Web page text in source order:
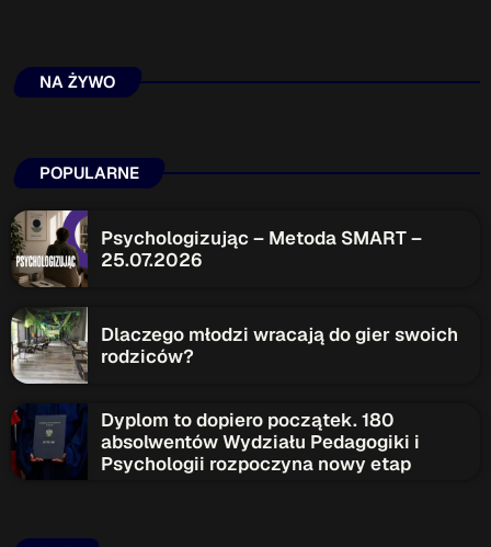
NA ŻYWO
POPULARNE
Psychologizując – Metoda SMART –
25.07.2026
Dlaczego młodzi wracają do gier swoich
rodziców?
Dyplom to dopiero początek. 180
absolwentów Wydziału Pedagogiki i
Psychologii rozpoczyna nowy etap